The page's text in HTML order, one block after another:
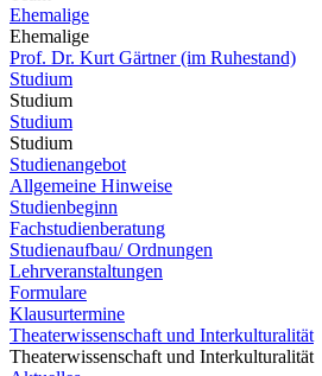
Ehemalige
Ehemalige
Prof. Dr. Kurt Gärtner (im Ruhestand)
Studium
Studium
Studium
Studium
Studienangebot
Allgemeine Hinweise
Studienbeginn
Fachstudienberatung
Studienaufbau/ Ordnungen
Lehrveranstaltungen
Formulare
Klausurtermine
Theaterwissenschaft und Interkulturalität
Theaterwissenschaft und Interkulturalität